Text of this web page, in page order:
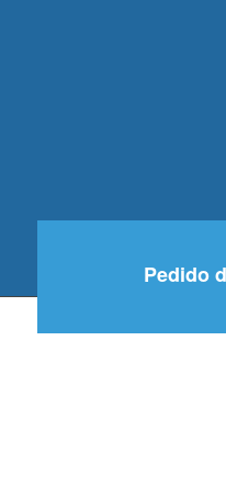
Pedido